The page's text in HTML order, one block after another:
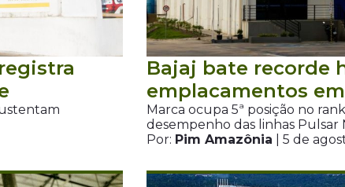
Bajaj bate recorde
emplacamentos
Marca ocupa 5ª posição no
desempenho das linhas Pulsar
Por: Pim Amazônia | 5 de